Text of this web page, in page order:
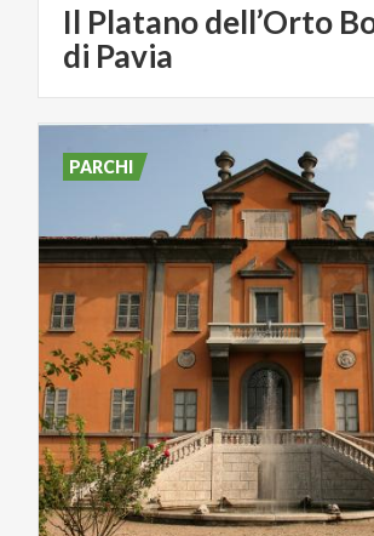
Il Platano dell’Orto
di Pavia
PARCHI